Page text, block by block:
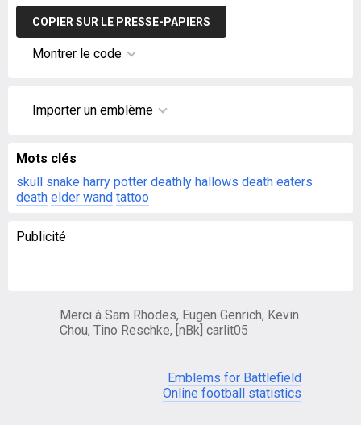
COPIER SUR LE PRESSE-PAPIERS
Montrer le code
Importer un emblème
Mots clés
skull snake harry potter deathly hallows death eaters
death elder wand tattoo
Publicité
Merci à Sam Rhodes, Eugen Genrich, Kevin
Chou, Tino Reschke, [nBk] carlit05
Emblems for Battlefield
Online football statistics